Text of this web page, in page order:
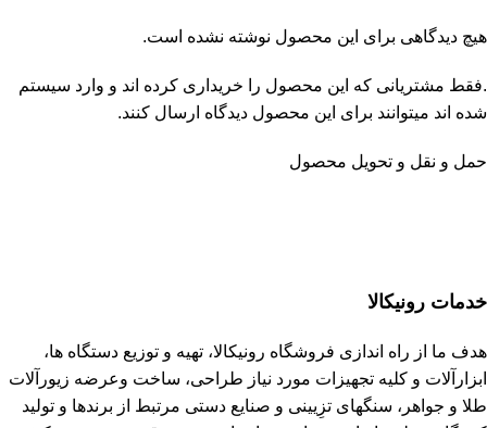
هیچ دیدگاهی برای این محصول نوشته نشده است.
.فقط مشتریانی که این محصول را خریداری کرده اند و وارد سیستم
شده اند میتوانند برای این محصول دیدگاه ارسال کنند.
حمل و نقل و تحویل محصول
خدمات رونیکالا
هدف ما از راه اندازی فروشگاه رونیکالا، تهیه و توزیع دستگاه ها،
ابزارآلات و کلیه تجهیزات مورد نیاز طراحی، ساخت وعرضه زیورآلات
طلا و جواهر، سنگهای تزِیینی و صنایع دستی مرتبط از برندها و تولید